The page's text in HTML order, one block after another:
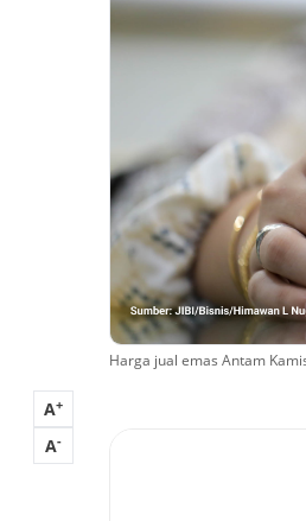
Harga jual emas Antam
A+
A-